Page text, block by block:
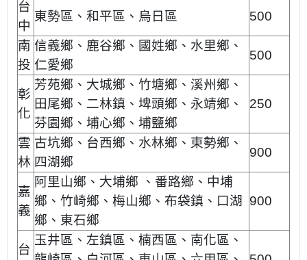
台
中
東勢區、和平區、烏日區 500
南
投
信義鄉、鹿谷鄉、國姓鄉、水里鄉、
仁愛鄉
500
彰
化
芳苑鄉、大城鄉、竹塘鄉、溪州鄉、
田尾鄉、二林鎮、埤頭鄉、永靖鄉、
芬園鄉、埔心鄉、埔鹽鄉
250
雲
林
古坑鄉、台西鄉、水林鄉、東勢鄉、
四湖鄉
900
嘉
義
阿里山鄉、大埔鄉 、番路鄉、中埔
鄉、竹崎鄉、梅山鄉、布袋鎮、口湖
鄉、東石鄉
900
台
玉井區、左鎮區、楠西區、南化區、